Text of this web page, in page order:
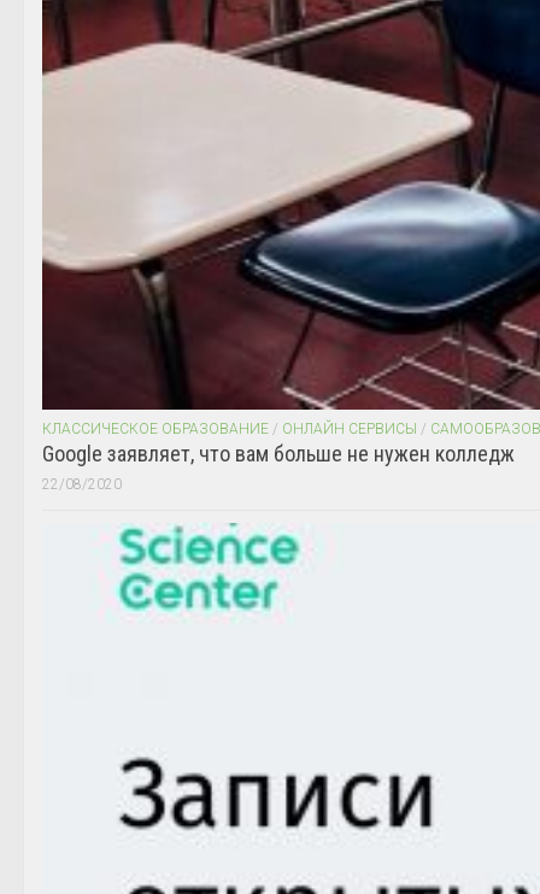
КЛАССИЧЕСКОЕ ОБРАЗОВАНИЕ / ОНЛАЙН СЕРВИСЫ /
Google заявляет, что вам больше не нужен колледж
22/08/2020